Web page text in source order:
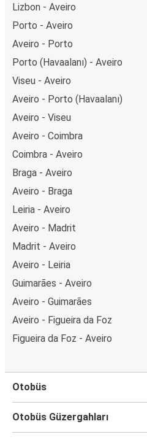
Lizbon - Aveiro
Porto - Aveiro
Aveiro - Porto
Porto (Havaalanı) - Aveiro
Viseu - Aveiro
Aveiro - Porto (Havaalanı)
Aveiro - Viseu
Aveiro - Coimbra
Coimbra - Aveiro
Braga - Aveiro
Aveiro - Braga
Leiria - Aveiro
Aveiro - Madrit
Madrit - Aveiro
Aveiro - Leiria
Guimarães - Aveiro
Aveiro - Guimarães
Aveiro - Figueira da Foz
Figueira da Foz - Aveiro
Otobüs
Otobüs Güzergahları